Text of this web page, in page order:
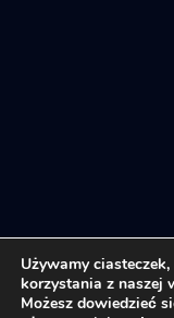
Biuletyn Informacji
Używamy
korzystania z naszej
Możesz dowiedzieć